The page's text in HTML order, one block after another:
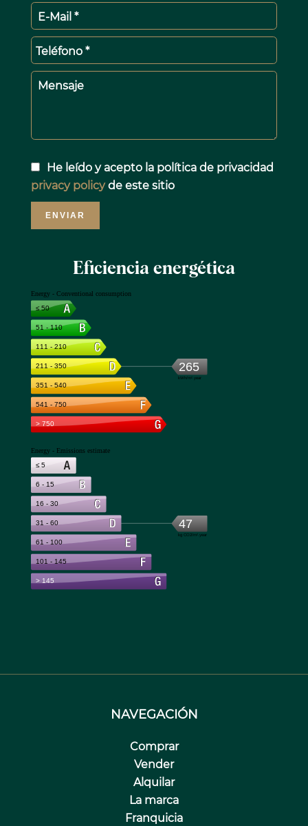
E-Mail *
Teléfono *
Mensaje
He leído y acepto la política de privacidad
privacy policyde este sitio
ENVIAR
Eficiencia energética
NAVEGACIÓN
Comprar
Vender
Alquilar
La marca
Franquicia